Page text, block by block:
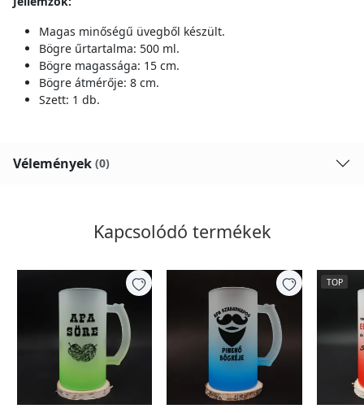
Magas minőségű üvegből készült.
Bögre űrtartalma: 500 ml.
Bögre magassága: 15 cm.
Bögre átmérője: 8 cm.
Szett: 1 db.
Vélemények (0)
Kapcsolódó termékek
TOP